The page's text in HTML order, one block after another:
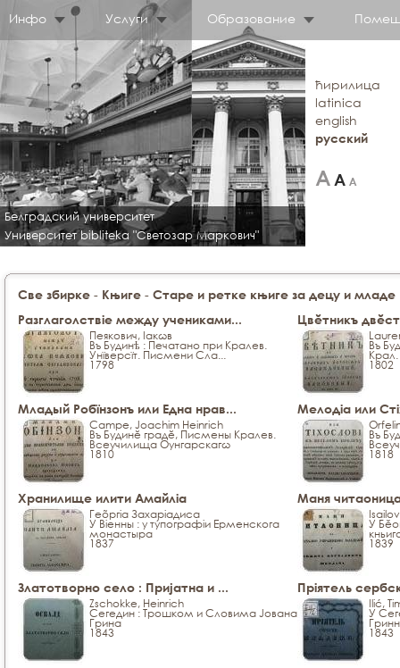
Инфо Услуги Образование
Белградский университет
Университет bibliteka "Светозар Маркович"
ћирилица
latinica
english
русский
Све збирке - Књиге - Старе и ретке књиге за децу и младе
Разглаголствіе между учениками...
Пеякович, Iaкωв
Въ Будинѣ : Печатано при Кралев.
Унїверсїт. Писмени Сла...
1798
Цвĕтникъ
Въ
1802
Младый Робїнзонъ или Една нрав...
Campe, Joachim Heinrich
Въ Будинĕ градĕ, Писмены Кралев.
Всеучилища Оунгарскагω
1810
Мелодіа или
Въ
1818
Хранилище илити Амайліа
Геõргіа Захаріадиса
У Віенны : у тýпографіи Ерменскога
монастыра
1837
Маня
У
1839
Златотворно село : Пријатна и ...
Zschokke, Heinrich
Сегедин : Трошком и Словима Јована
Грина
1843
Пріятель
Ilić,
У
1843